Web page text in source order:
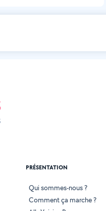
PRÉSENTATION
Qui sommes-nous ?
Comment ça marche ?